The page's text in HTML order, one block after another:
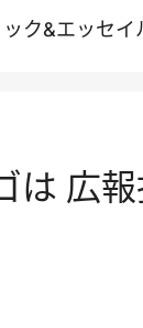
ック&エッセイ
は 広